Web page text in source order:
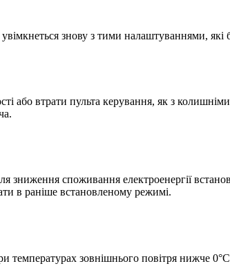
знову з тими налаштуваннями,
або втрати пульта керування, як з
споживання електроенергії
в раніше встановленому режимі.
температурах зовнішнього повітря нижче